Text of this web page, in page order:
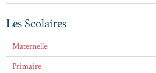
Les Scolaires
Maternelle
Primaire